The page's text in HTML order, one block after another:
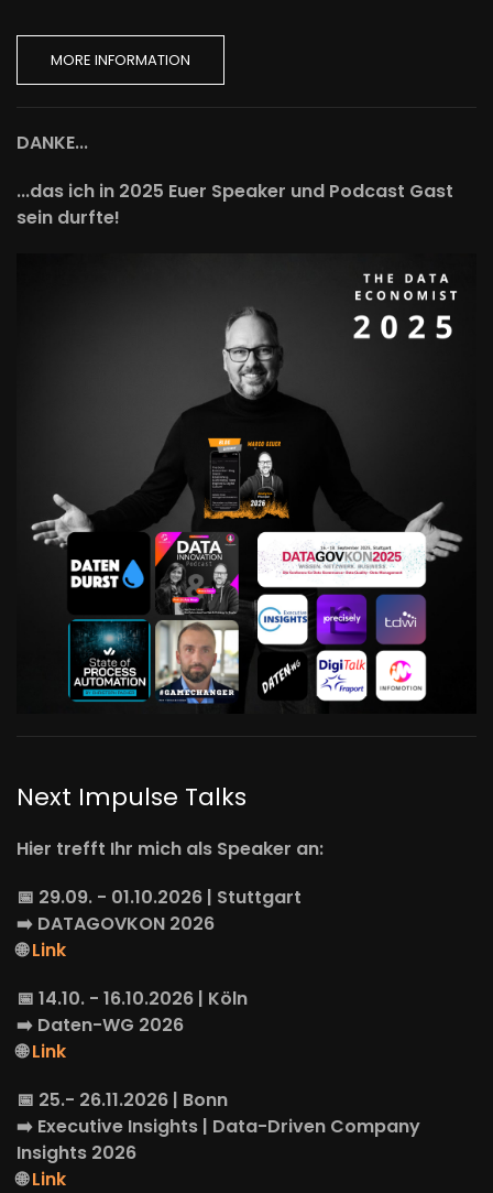
MORE INFORMATION
DANKE...
...das ich in 2025 Euer Speaker und Podcast Gast
sein durfte!
Next Impulse Talks
Hier trefft Ihr mich als Speaker an:
📅 29.09. - 01.10.2026 | Stuttgart
➡️ DATAGOVKON 2026
🌐Link
📅 14.10. - 16.10.2026 | Köln
➡️ Daten-WG 2026
🌐Link
📅 25.- 26.11.2026 | Bonn
➡️ Executive Insights | Data-Driven Company
Insights 2026
🌐Link